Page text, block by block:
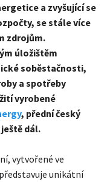
a zvyšující se
se stále více
zdrojům.
úložištěm
soběstačnosti,
a spotřeby
vyrobené
, přední český
dál.
vytvořené ve
unikátní